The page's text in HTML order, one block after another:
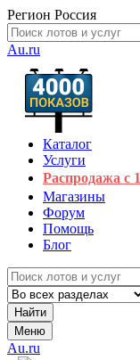
Регион Россия
Au.ru
Каталог
Услуги
Распродажа с 1
Магазины
Форум
Помощь
Блог
Найти
Меню
Au.ru